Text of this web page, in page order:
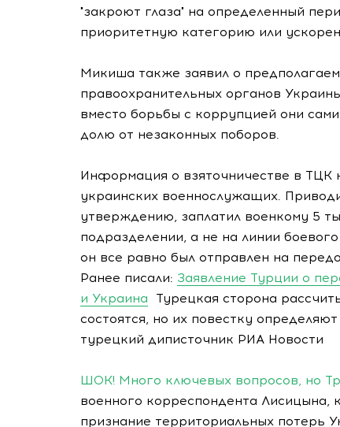
"закроют глаза" на определенный
приоритетную категорию или
Микиша также заявил о
правоохранительных органов
вместо борьбы с коррупцией они
долю от незаконных поборов.
Информация о взяточничестве в ТЦК
украинских военнослужащих.
утверждению, заплатил военкому 5
подразделении, а не на линии
он все равно был отправлен на
Ранее писали: Заявление Турции о
и Украина Турецкая сторона
состоятся, но их повестку
турецкий диписточник РИА Новости
ШОК! Много ключевых вопросов, но
военного корреспондента Лисицына,
признание территориальных потерь